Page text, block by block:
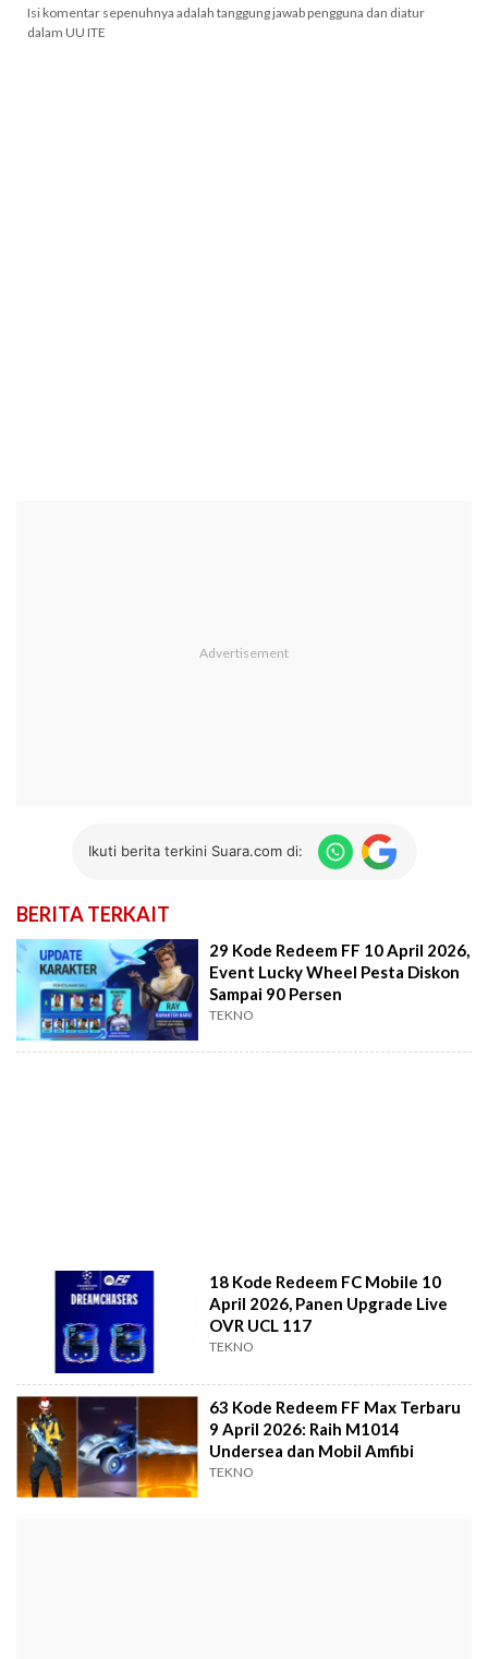
Isi komentar sepenuhnya adalah tanggung jawab pengguna dan diatur
dalam UU ITE
Ikuti berita terkini Suara.com di:
BERITA TERKAIT
29 Kode Redeem FF 10 April 2026,
Event Lucky Wheel Pesta Diskon
Sampai 90 Persen
TEKNO
18 Kode Redeem FC Mobile 10
April 2026, Panen Upgrade Live
OVR UCL 117
TEKNO
63 Kode Redeem FF Max Terbaru
9 April 2026: Raih M1014
Undersea dan Mobil Amfibi
TEKNO